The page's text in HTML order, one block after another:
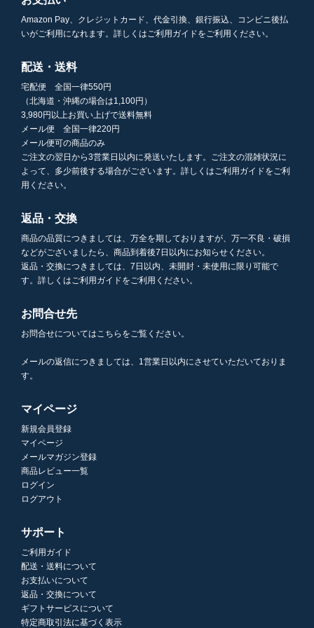
Amazon Pay、クレジットカード、代金引換、銀行振込、コンビニ後払
いがご利用になれます。詳しくはご利用ガイドをご利用ください。
配送・送料
宅配便 全国一律550円
（北海道・沖縄の場合は1,100円）
3,980円以上お買い上げで送料無料
メール便 全国一律220円
メール便可の商品のみ
ご注文の翌日から3営業日以内に発送いたします。ご注文の混雑状況に
よって、多少前後する場合がございます。詳しくはご利用ガイドをご利
用ください。
返品・交換
商品の品質につきましては、万全を期しておりますが、万一不良・破損
などがございましたら、商品到着後7日以内にお知らせください。
返品・交換につきましては、7日以内、未開封・未使用に限り可能で
す。詳しくはご利用ガイドをご利用ください。
お問合せ先
お問合せについてはこちらをご覧ください。
メールの返信につきましては、1営業日以内にさせていただいておりま
す。
マイページ
新規会員登録
マイページ
メールマガジン登録
商品レビュー一覧
ログイン
ログアウト
サポート
ご利用ガイド
配送・送料について
お支払いについて
返品・交換について
ギフトサービスについて
特定商取引法に基づく表示